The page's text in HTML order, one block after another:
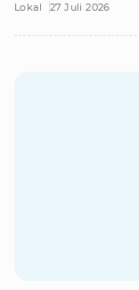
Mereka!
Lokal 27 Juli 2026